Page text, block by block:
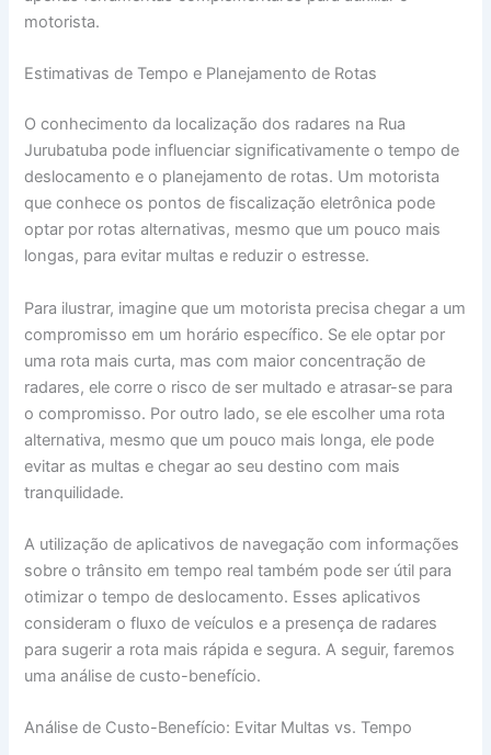
motorista.
Estimativas de Tempo e Planejamento de Rotas
O conhecimento da localização dos radares na Rua
Jurubatuba pode influenciar significativamente o tempo de
deslocamento e o planejamento de rotas. Um motorista
que conhece os pontos de fiscalização eletrônica pode
optar por rotas alternativas, mesmo que um pouco mais
longas, para evitar multas e reduzir o estresse.
Para ilustrar, imagine que um motorista precisa chegar a um
compromisso em um horário específico. Se ele optar por
uma rota mais curta, mas com maior concentração de
radares, ele corre o risco de ser multado e atrasar-se para
o compromisso. Por outro lado, se ele escolher uma rota
alternativa, mesmo que um pouco mais longa, ele pode
evitar as multas e chegar ao seu destino com mais
tranquilidade.
A utilização de aplicativos de navegação com informações
sobre o trânsito em tempo real também pode ser útil para
otimizar o tempo de deslocamento. Esses aplicativos
consideram o fluxo de veículos e a presença de radares
para sugerir a rota mais rápida e segura. A seguir, faremos
uma análise de custo-benefício.
Análise de Custo-Benefício: Evitar Multas vs. Tempo